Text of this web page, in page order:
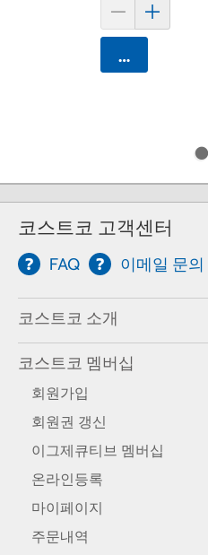
카트에 담기
코스트코 고객센터
FAQ 이메일 문의
코스트코 소개
코스트코 멤버십
회원가입
회원권 갱신
이그제큐티브 멤버십
온라인등록
마이페이지
주문내역